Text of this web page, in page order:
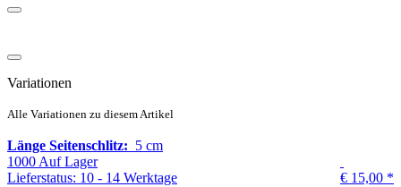
Variationen
Alle Variationen zu diesem Artikel
Länge Seitenschlitz: 5 cm
1000 Auf Lager
Lieferstatus: 10 - 14 Werktage
€ 15,00 *